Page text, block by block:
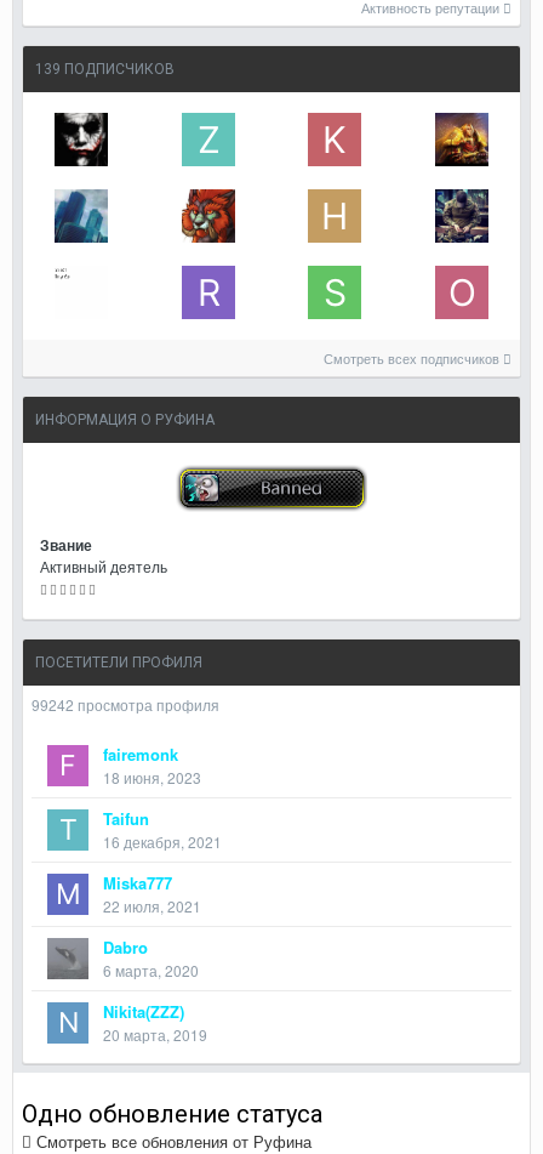
Активность репутации
139 ПОДПИСЧИКОВ
Смотреть всех подписчиков
ИНФОРМАЦИЯ О РУФИНА
Звание
Активный деятель
ПОСЕТИТЕЛИ ПРОФИЛЯ
99242 просмотра профиля
fairemonk
18 июня, 2023
Taifun
16 декабря, 2021
Miska777
22 июля, 2021
Dabro
6 марта, 2020
Nikita(ZZZ)
20 марта, 2019
Одно обновление статуса
Смотреть все обновления от Руфина